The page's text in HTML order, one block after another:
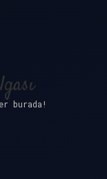
burada!